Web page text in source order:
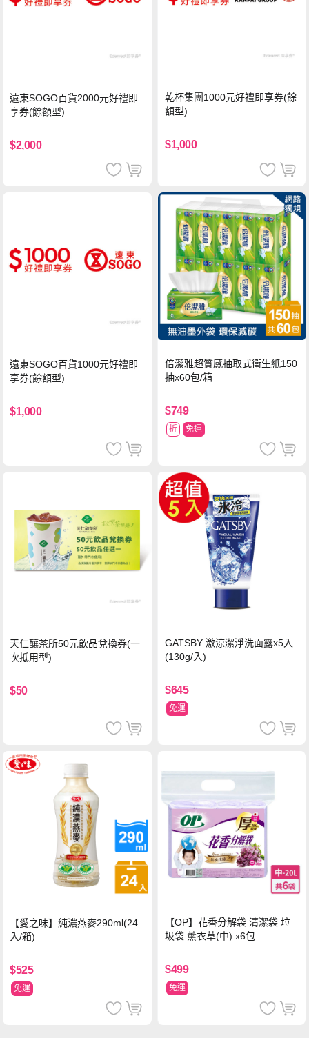
遠東SOGO百貨2000元好禮即
享券(餘額型)
$2,000
乾杯集團1000元好禮即享券(餘
額型)
$1,000
遠東SOGO百貨1000元好禮即
享券(餘額型)
$1,000
倍潔雅超質感抽取式衛生紙150
抽x60包/箱
$749
折 免運
天仁釀茶所50元飲品兌換券(一
次抵用型)
$50
GATSBY 激涼潔淨洗面露x5入
(130g/入)
$645
免運
【愛之味】純濃燕麥290ml(24
入/箱)
$525
免運
【OP】花香分解袋 清潔袋 垃
圾袋 薰衣草(中) x6包
$499
免運